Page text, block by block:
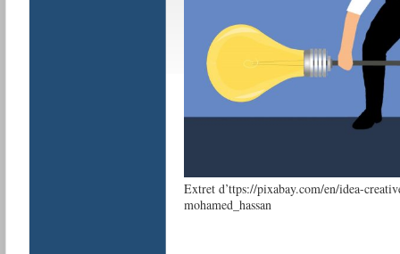
Extret d’ttps://pixabay.com/en/idea-
mohamed_hassan